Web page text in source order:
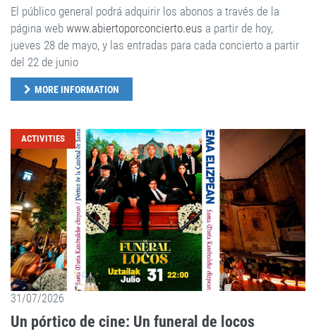
El público general podrá adquirir los abonos a través de la
página web www.abiertoporconcierto.eus a partir de hoy,
jueves 28 de mayo, y las entradas para cada concierto a partir
del 22 de junio
MORE INFORMATION
ACTIVITIES
31/07/2026
Un pórtico de cine: Un funeral de locos